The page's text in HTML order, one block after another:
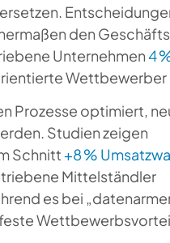
den
Unternehmen4
Wettbewerber
Prozesse optimiert,
Studien zeigen
Schnitt +8 %
Mittelständler
es bei